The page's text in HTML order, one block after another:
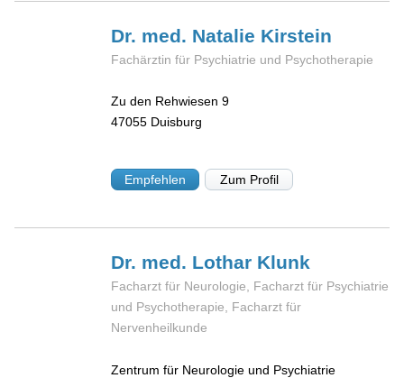
Dr. med. Natalie Kirstein
Fachärztin für Psychiatrie und Psychotherapie
Zu den Rehwiesen 9
47055 Duisburg
Empfehlen Zum Profil
Dr. med. Lothar Klunk
Facharzt für Neurologie, Facharzt für Psychiatrie
und Psychotherapie, Facharzt für
Nervenheilkunde
Zentrum für Neurologie und Psychiatrie